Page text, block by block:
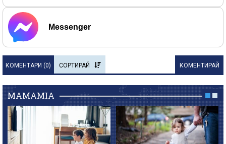
Messenger
КОМЕНТАРИ (0) СОРТИРАЙ КОМЕНТИРАЙ
MAMAMIA